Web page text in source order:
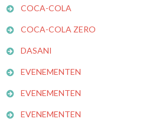
COCA-COLA
COCA-COLA ZERO
DASANI
EVENEMENTEN
EVENEMENTEN
EVENEMENTEN